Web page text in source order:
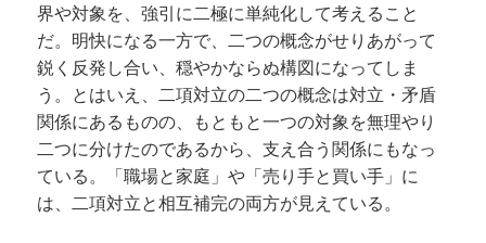
界や対象を、強引に二極に単純化して考えること
だ。明快になる一方で、二つの概念がせりあがって
鋭く反発し合い、穏やかならぬ構図になってしま
う。とはいえ、二項対立の二つの概念は対立・矛盾
関係にあるものの、もともと一つの対象を無理やり
二つに分けたのであるから、支え合う関係にもなっ
ている。「職場と家庭」や「売り手と買い手」に
は、二項対立と相互補完の両方が見えている。